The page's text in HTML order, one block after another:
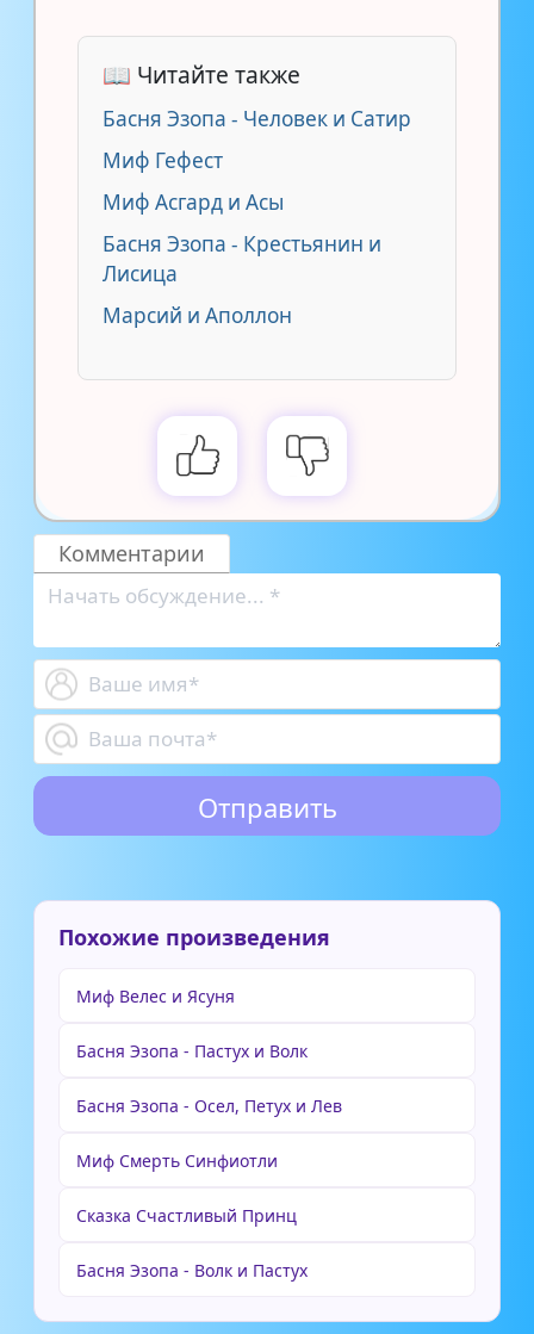
📖 Читайте также
Басня Эзопа - Человек и Сатир
Миф Гефест
Миф Асгард и Асы
Басня Эзопа - Крестьянин и
Лисица
Марсий и Аполлон
Комментарии
Похожие произведения
Миф Велес и Ясуня
Басня Эзопа - Пастух и Волк
Басня Эзопа - Осел, Петух и Лев
Миф Смерть Синфиотли
Сказка Счастливый Принц
Басня Эзопа - Волк и Пастух